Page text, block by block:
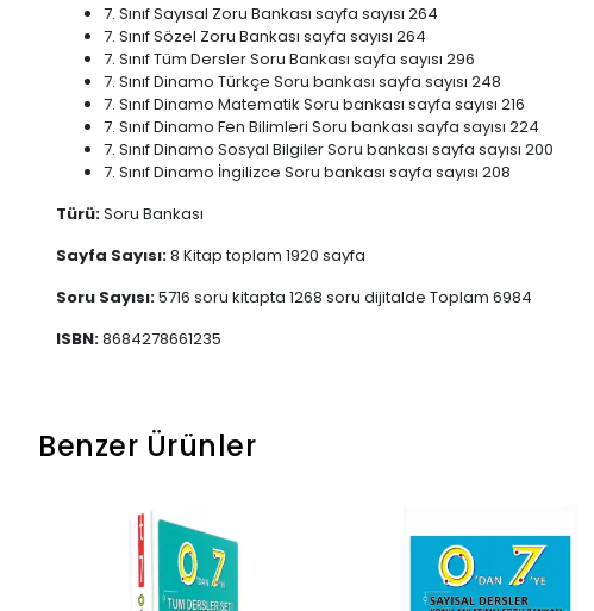
7. Sınıf Sayısal Zoru Bankası sayfa sayısı 264
7. Sınıf Sözel Zoru Bankası sayfa sayısı 264
7. Sınıf Tüm Dersler Soru Bankası sayfa sayısı 296
7. Sınıf Dinamo Türkçe Soru bankası sayfa sayısı 248
7. Sınıf Dinamo Matematik Soru bankası sayfa sayısı 216
7. Sınıf Dinamo Fen Bilimleri Soru bankası sayfa sayısı 224
7. Sınıf Dinamo Sosyal Bilgiler Soru bankası sayfa sayısı 200
7. Sınıf Dinamo İngilizce Soru bankası sayfa sayısı 208
Türü:Soru Bankası
Sayfa Sayısı:8 Kitap toplam 1920 sayfa
Soru Sayısı:5716 soru kitapta 1268 soru dijitalde Toplam 6984
ISBN:8684278661235
Benzer Ürünler